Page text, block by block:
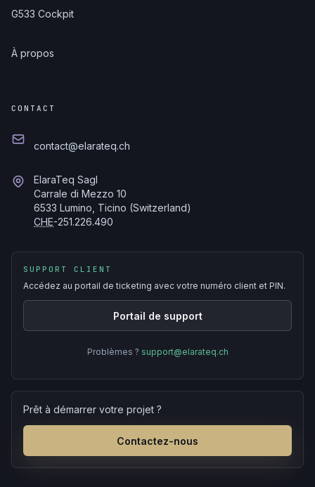
G533 Cockpit
À propos
CONTACT
contact@elarateq.ch
ElaraTeq Sagl
Carrale di Mezzo 10
6533 Lumino, Ticino (Switzerland)
CHE-251.226.490
SUPPORT CLIENT
Accédez au portail de ticketing avec votre numéro client et PIN.
Portail de support
Problèmes ? support@elarateq.ch
Prêt à démarrer votre projet ?
Contactez-nous